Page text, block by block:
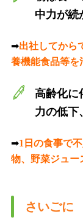
中力が続
➡出社してから
養機能食品等を
高齢化に
力の低下
➡1日の食事で
物、野菜ジュー
さいごに